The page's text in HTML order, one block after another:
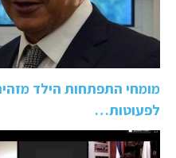
מומחי התפתחות הילד
לפעוטות…